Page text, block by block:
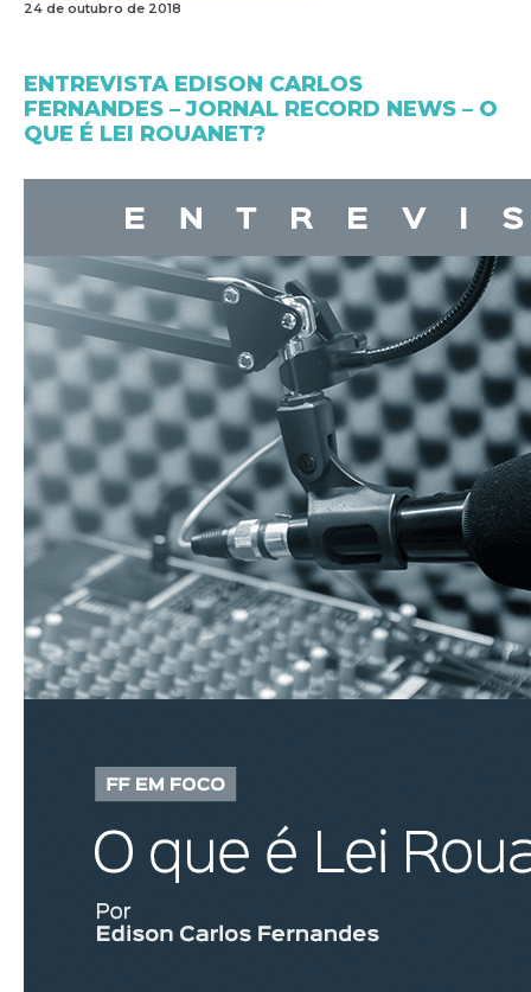
24 de outubro de 2018
ENTREVISTA EDISON CARLOS
FERNANDES – JORNAL RECORD NEWS – O
QUE É LEI ROUANET?